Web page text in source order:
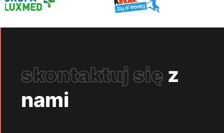
skontaktuj się z
nami